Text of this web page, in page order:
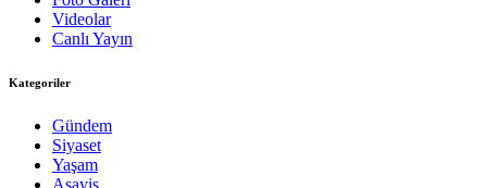
Videolar
Canlı Yayın
Kategoriler
Gündem
Siyaset
Yaşam
Asayiş